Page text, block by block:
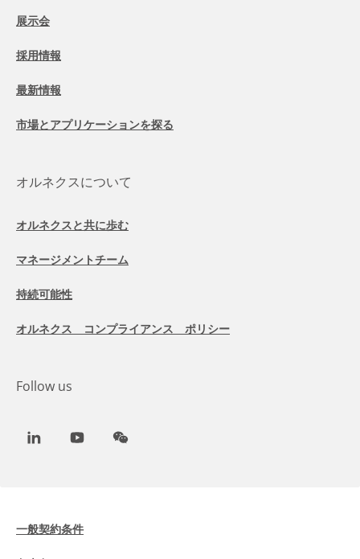
展示会
採用情報
最新情報
市場とアプリケーションを探る
オルネクスについて
オルネクスと共に歩む
マネージメントチーム
持続可能性
オルネクス コンプライアンス ポリシー
Follow us
LinkedInYoutubeWeChat
一般契約条件